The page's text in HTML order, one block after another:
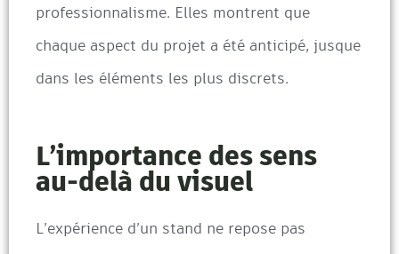
professionnalisme. Elles montrent que
chaque aspect du projet a été anticipé, jusque
dans les éléments les plus discrets.
L’importance des sens
au-delà du visuel
L’expérience d’un stand ne repose pas